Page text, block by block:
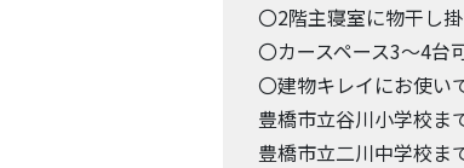
〇2階主寝室に物干し
〇カースペース3～4台
〇建物キレイにお使い
豊橋市立谷川小学校
豊橋市立二川中学校